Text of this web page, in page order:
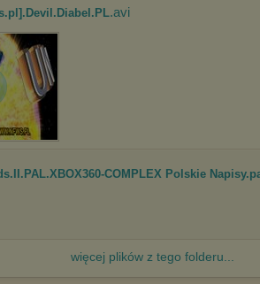
.avi
COMPLEX Polskie
więcej plików z tego folderu...